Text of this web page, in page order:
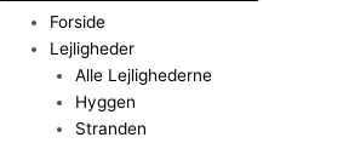
Forside
Lejligheder
Alle Lejlighederne
Hyggen
Stranden